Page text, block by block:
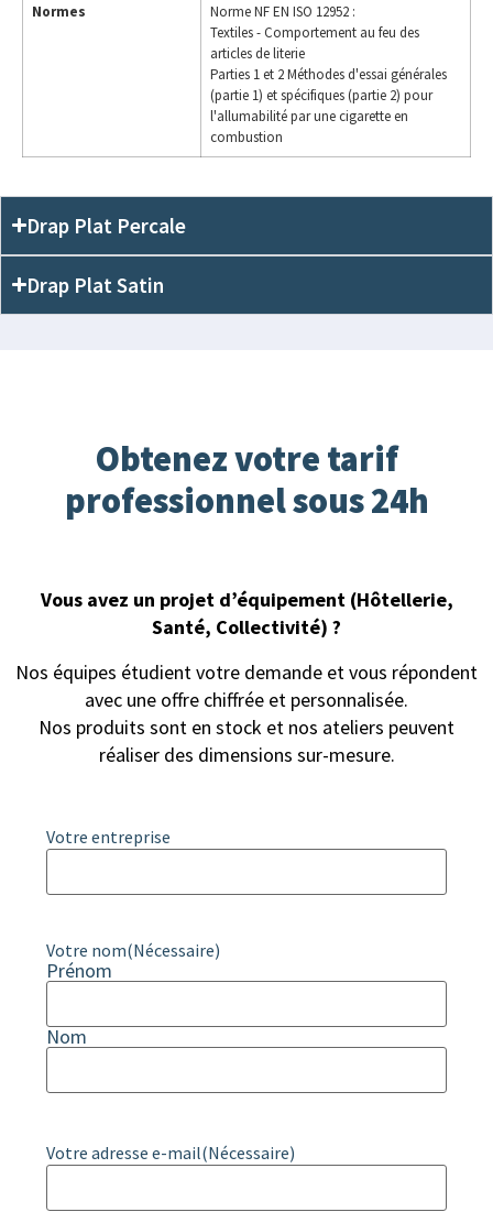
Normes
Norme NF EN ISO 12952 :
Textiles - Comportement au feu des
articles de literie
Parties 1 et 2 Méthodes d'essai générales
(partie 1) et spécifiques (partie 2) pour
l'allumabilité par une cigarette en
combustion
Drap Plat Percale
Drap Plat Satin
Obtenez votre tarif
professionnel sous 24h
Vous avez un projet d’équipement (Hôtellerie,
Santé, Collectivité) ?
Nos équipes étudient votre demande et vous répondent
avec une offre chiffrée et personnalisée.
Nos produits sont en stock et nos ateliers peuvent
réaliser des dimensions sur-mesure.
Votre entreprise
Votre nom(Nécessaire)
Prénom
Nom
Votre adresse e-mail(Nécessaire)